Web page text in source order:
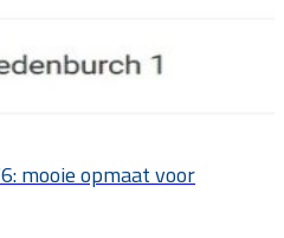
mooie opmaat voor